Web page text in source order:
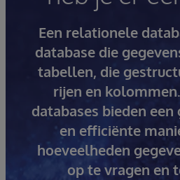
Een relationele
database die
tabellen, die
rijen en
databases bieden
en efficiënte
hoeveelheden
op te vragen en